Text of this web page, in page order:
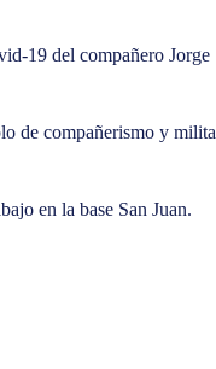
del compañero
de compañerismo y
en la base San Juan.